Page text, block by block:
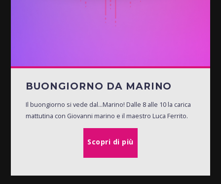
BUONGIORNO DA MARINO
Il buongiorno si vede dal...Marino! Dalle 8 alle 10 la carica
mattutina con Giovanni marino e il maestro Luca Ferrito.
Scopri di più